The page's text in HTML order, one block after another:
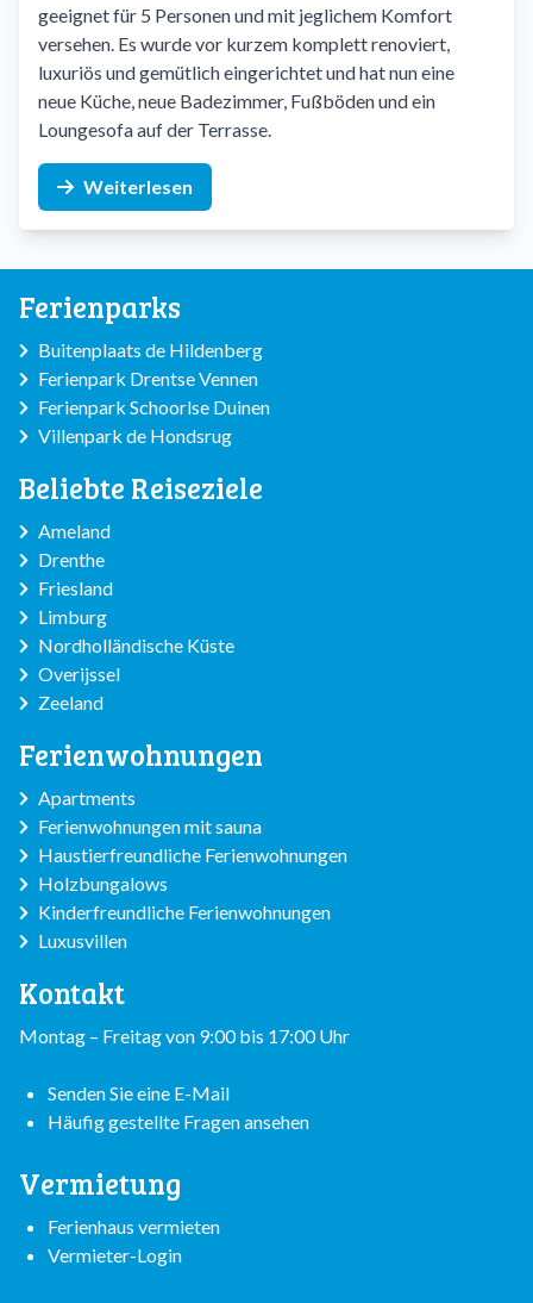
geeignet für 5 Personen und mit jeglichem Komfort
versehen. Es wurde vor kurzem komplett renoviert,
luxuriös und gemütlich eingerichtet und hat nun eine
neue Küche, neue Badezimmer, Fußböden und ein
Loungesofa auf der Terrasse.
Weiterlesen
Ferienparks
Buitenplaats de Hildenberg
Ferienpark Drentse Vennen
Ferienpark Schoorlse Duinen
Villenpark de Hondsrug
Beliebte Reiseziele
Ameland
Drenthe
Friesland
Limburg
Nordholländische Küste
Overijssel
Zeeland
Ferienwohnungen
Apartments
Ferienwohnungen mit sauna
Haustierfreundliche Ferienwohnungen
Holzbungalows
Kinderfreundliche Ferienwohnungen
Luxusvillen
Kontakt
Montag – Freitag von 9:00 bis 17:00 Uhr
Senden Sie eine E-Mail
Häufig gestellte Fragen ansehen
Vermietung
Ferienhaus vermieten
Vermieter-Login